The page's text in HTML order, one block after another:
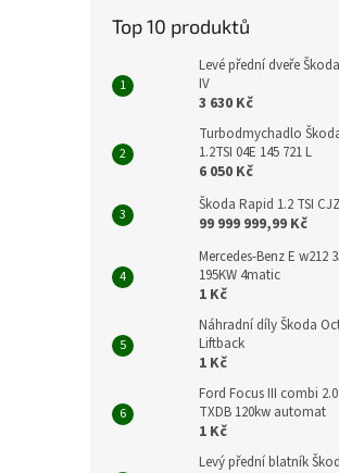
Top 10 produktů
Levé přední dveře
IV
3 630 Kč
Turbodmychadlo
1.2TSI 04E 145 721 L
6 050 Kč
Škoda Rapid 1.2 TSI
99 999 999,99 Kč
Mercedes-Benz E w212
195KW 4matic
1 Kč
Náhradní díly Škoda
Liftback
1 Kč
Ford Focus III combi
TXDB 120kw automat
1 Kč
Levý přední blatník